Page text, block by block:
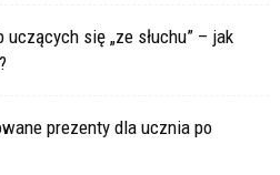
się „ze słuchu” – jak
prezenty dla ucznia po